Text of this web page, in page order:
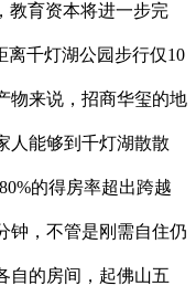
教育资本将进一步完
千灯湖公园步行仅10
物来说，招商华玺的地
人能够到千灯湖散散
的得房率超出跨越
钟，不管是刚需自住仍
自的房间，起佛山五